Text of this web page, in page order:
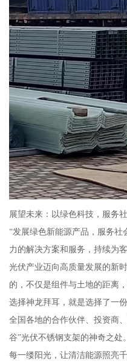
展望未来：以绿色科技，服务
“发展绿色新能源产品，服务社
力的解决方案和服务，持续为
光伏产业迈向高质量发展的新
的，不仅是组件与土地的距离
选择神龙拜耳，就是选择了一
全国各地的合作伙伴、投资商
谷”光伏不锈钢支架的神奇之
每一缕阳光，让清洁能源照亮